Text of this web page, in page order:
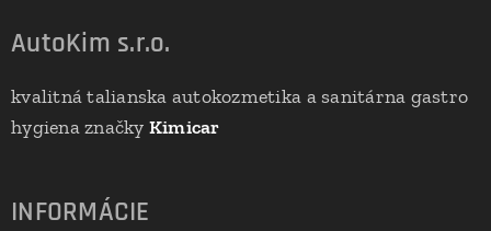
AutoKim s.r.o.
kvalitná talianska autokozmetika a sanitárna gastro
hygiena značky Kimicar
INFORMÁCIE